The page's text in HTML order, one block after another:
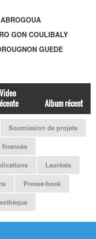
GON COULIBALY
GUEDE
Video
Album récent
Soumission de projets
financés
Lauréats
Presse-book